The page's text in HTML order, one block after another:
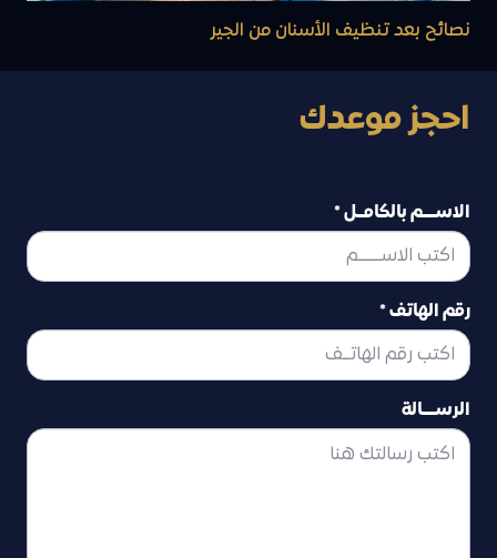
نصائح بعد تنظيف الأسنان من الجير
احجز موعدك
الاســــم بالكامــل *
رقم الهاتف *
الرســــالة